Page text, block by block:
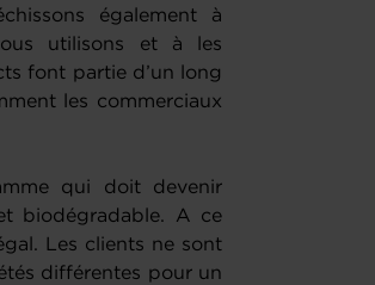
également à
utilisons et à les
font partie d’un long
les commerciaux
qui doit devenir
biodégradable. A ce
Les clients ne sont
différentes pour un